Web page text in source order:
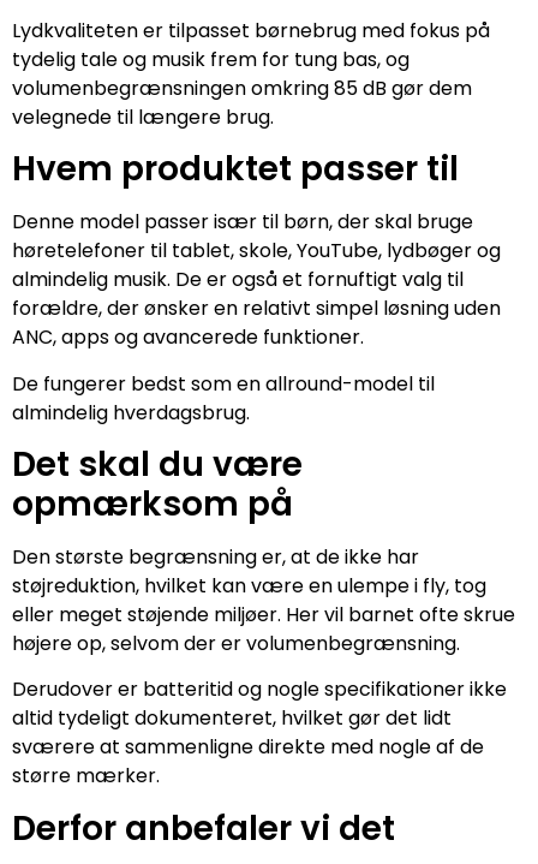
Lydkvaliteten er tilpasset børnebrug med fokus på
tydelig tale og musik frem for tung bas, og
volumenbegrænsningen omkring 85 dB gør dem
velegnede til længere brug.
Hvem produktet passer til
Denne model passer især til børn, der skal bruge
høretelefoner til tablet, skole, YouTube, lydbøger og
almindelig musik. De er også et fornuftigt valg til
forældre, der ønsker en relativt simpel løsning uden
ANC, apps og avancerede funktioner.
De fungerer bedst som en allround-model til
almindelig hverdagsbrug.
Det skal du være
opmærksom på
Den største begrænsning er, at de ikke har
støjreduktion, hvilket kan være en ulempe i fly, tog
eller meget støjende miljøer. Her vil barnet ofte skrue
højere op, selvom der er volumenbegrænsning.
Derudover er batteritid og nogle specifikationer ikke
altid tydeligt dokumenteret, hvilket gør det lidt
sværere at sammenligne direkte med nogle af de
større mærker.
Derfor anbefaler vi det